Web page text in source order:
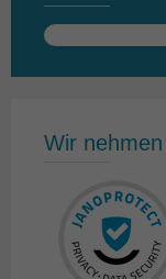
Suchen
Wir